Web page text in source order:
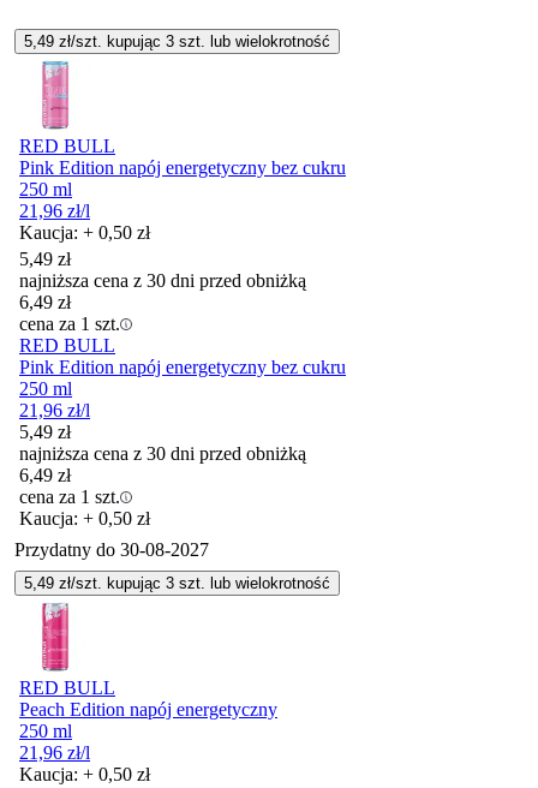
5,49 zł/szt. kupując 3 szt. lub wielokrotność
RED BULL
Pink Edition napój energetyczny bez cukru
250 ml
21,96 zł/l
Kaucja: + 0,50 zł
5,49 zł
najniższa cena z 30 dni przed obniżką
6,49 zł
cena za 1 szt.
RED BULL
Pink Edition napój energetyczny bez cukru
250 ml
21,96 zł/l
5,49 zł
najniższa cena z 30 dni przed obniżką
6,49 zł
cena za 1 szt.
Kaucja: + 0,50 zł
Przydatny do 30-08-2027
5,49 zł/szt. kupując 3 szt. lub wielokrotność
RED BULL
Peach Edition napój energetyczny
250 ml
21,96 zł/l
Kaucja: + 0,50 zł